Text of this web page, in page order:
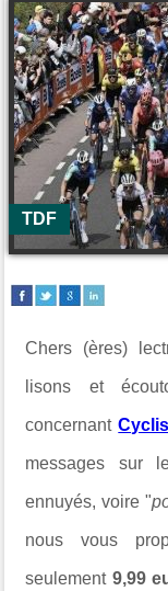
TDF
Chers (ères)
lisons et
concernant
messages sur
ennuyés, voire "
nous vous
seulement 9,99